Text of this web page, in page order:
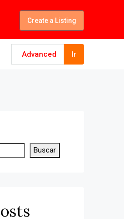
Create a Listing
Advanced Ir
Buscar